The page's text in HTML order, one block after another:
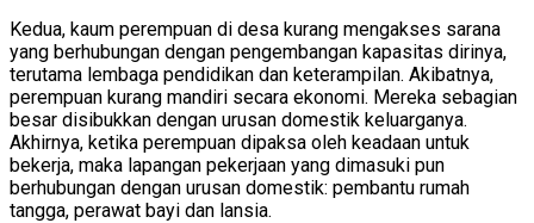
Kedua, kaum perempuan di desa kurang mengakses sarana
yang berhubungan dengan pengembangan kapasitas dirinya,
terutama lembaga pendidikan dan keterampilan. Akibatnya,
perempuan kurang mandiri secara ekonomi. Mereka sebagian
besar disibukkan dengan urusan domestik keluarganya.
Akhirnya, ketika perempuan dipaksa oleh keadaan untuk
bekerja, maka lapangan pekerjaan yang dimasuki pun
berhubungan dengan urusan domestik: pembantu rumah
tangga, perawat bayi dan lansia.